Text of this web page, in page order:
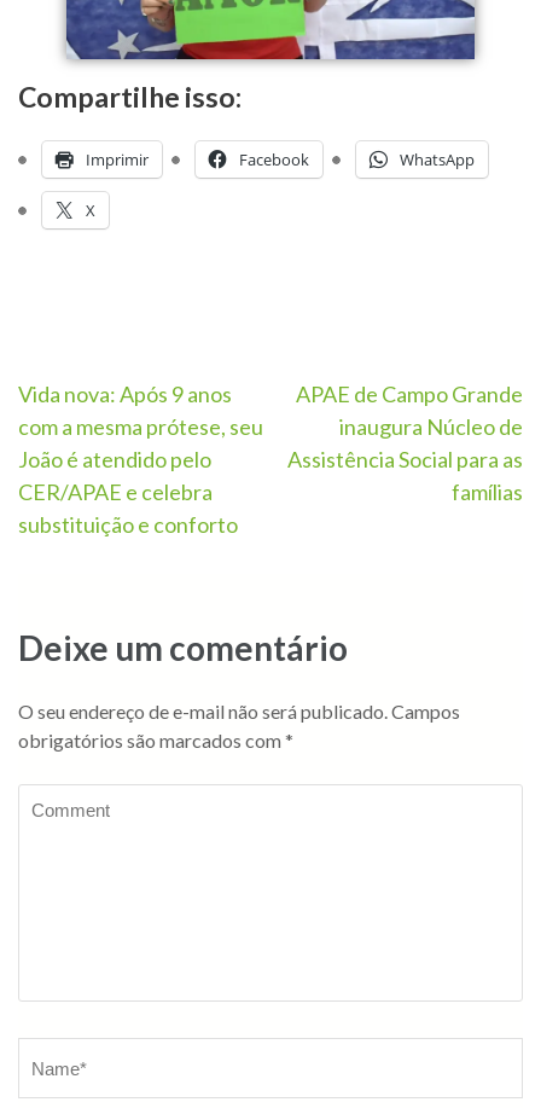
Compartilhe isso:
Imprimir Facebook WhatsApp
X
Vida nova: Após 9 anos
com a mesma prótese, seu
João é atendido pelo
CER/APAE e celebra
substituição e conforto
APAE de Campo Grande
inaugura Núcleo de
Assistência Social para as
famílias
Deixe um comentário
O seu endereço de e-mail não será publicado.Campos
obrigatórios são marcados com *